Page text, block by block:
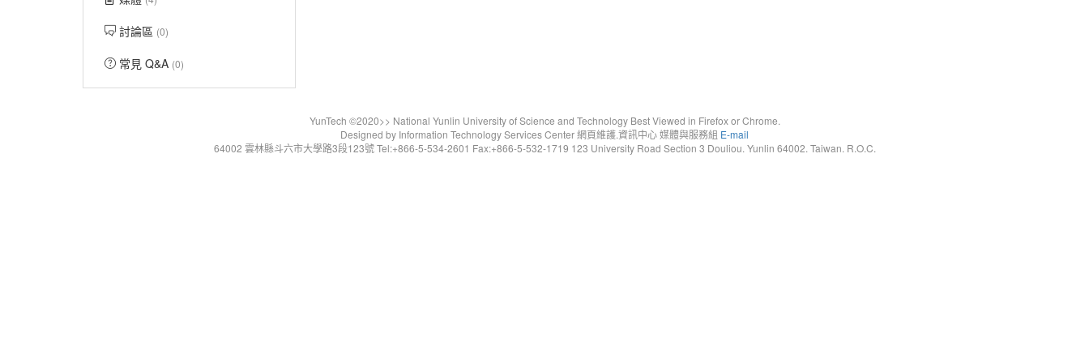
討論區 (0)
常見 Q&A (0)
YunTech ©2020>> National Yunlin University of Science and Technology Best Viewed in Firefox or Chrome.
Designed by Information Technology Services Center 網頁維護.資訊中心 媒體與服務組 E-mail
64002 雲林縣斗六市大學路3段123號 Tel:+866-5-534-2601 Fax:+866-5-532-1719 123 University Road Section 3 Douliou. Yunlin 64002. Taiwan. R.O.C.